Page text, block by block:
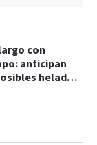
con
anticipan
heladas